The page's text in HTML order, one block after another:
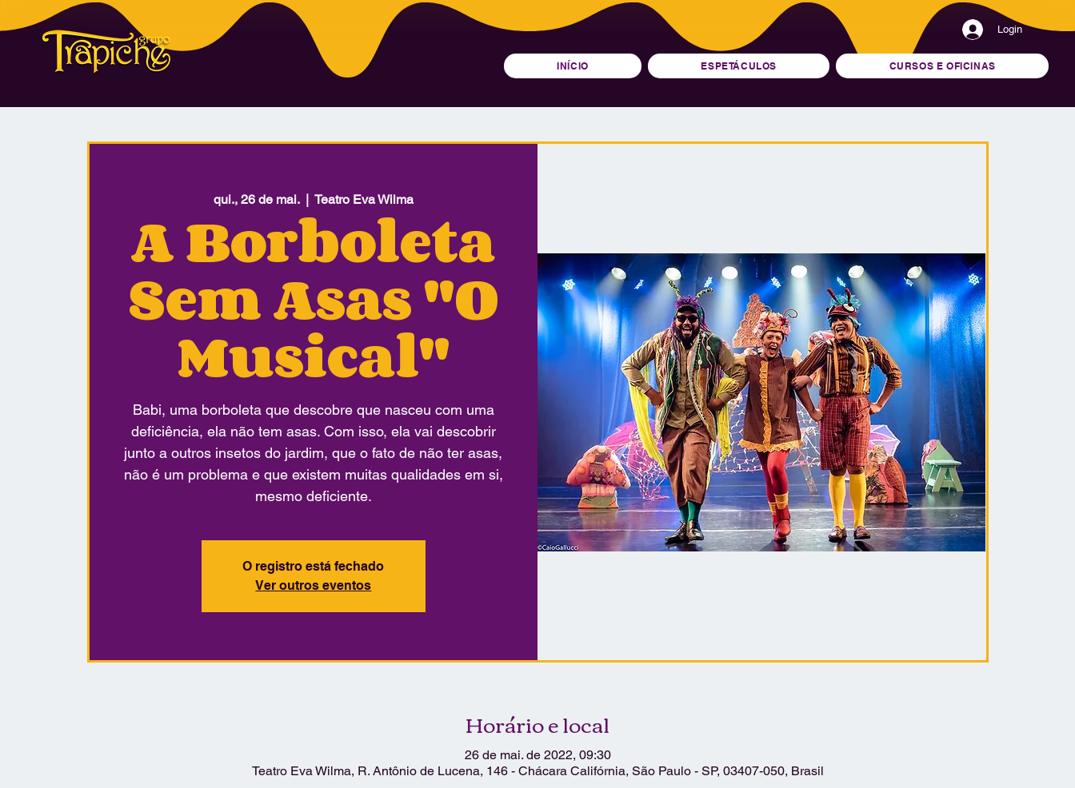
Login
INÍCIO ESPETÁCULOS CURSOS E OFICINAS
qui., 26 de mai.
  |
Teatro Eva Wilma
A Borboleta
Sem Asas "O
Musical"
Babi, uma borboleta que descobre que nasceu com uma
deficiência, ela não tem asas. Com isso, ela vai descobrir
junto a outros insetos do jardim, que o fato de não ter asas,
não é um problema e que existem muitas qualidades em si,
mesmo deficiente.
O registro está fechado
Ver outros eventos
Horário e local
26 de mai. de 2022, 09:30
Teatro Eva Wilma, R. Antônio de Lucena, 146 - Chácara Califórnia, São Paulo - SP, 03407-050, Brasil